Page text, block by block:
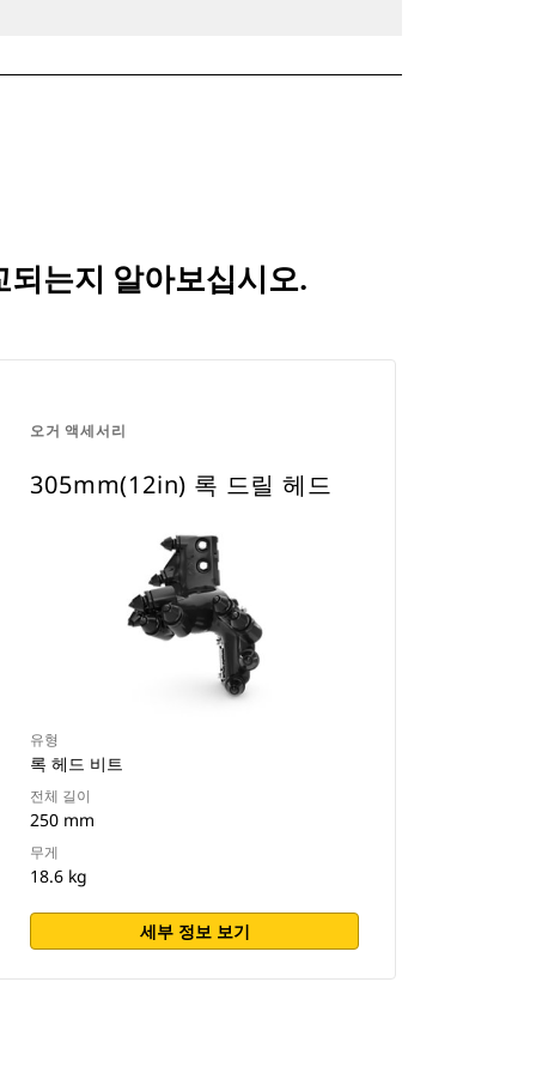
되는지 알아보십시오.
오거 액세서리
305mm(12in) 록 드릴 헤드
유형
록 헤드 비트
전체 길이
250 mm
무게
18.6 kg
세부 정보 보기